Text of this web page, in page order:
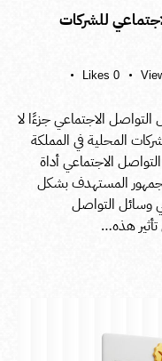
للشركات
0
Likes
الاجتماعي جزءًا لا
المحلية في المملكة
الاجتماعي أداة
المستهدف بشكل
وسائل التواصل
هذه…